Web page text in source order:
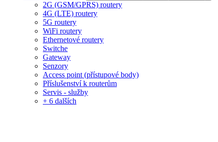
2G (GSM/GPRS) routery
4G (LTE) routery
5G routery
WiFi routery
Ethernetové routery
Switche
Gateway
Senzory
Access point (přístupové body)
Příslušenství k routerům
Servis - služby
+ 6 dalších